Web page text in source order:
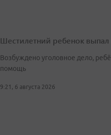
Шестилетний ребенок выпал
Возбуждено уголовное дело,
помощь
9:21, 6 августа 2026